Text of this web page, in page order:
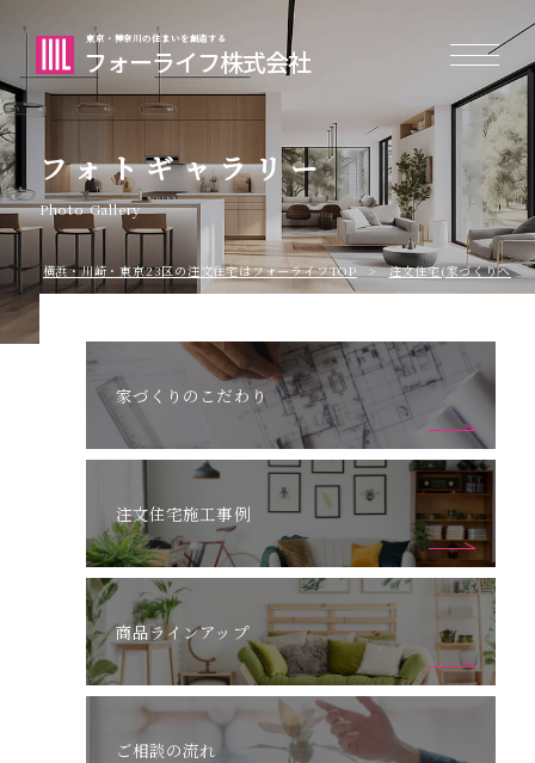
東京・神奈川の住まいを創造する
フォーライフ株式会社
フォトギャラリー
Photo Gallery
横浜・川崎・東京23区の注⽂住宅はフォーライフTOP 注文住宅(家づくりへの
家づくりのこだわり
注文住宅施工事例
商品ラインアップ
ご相談の流れ